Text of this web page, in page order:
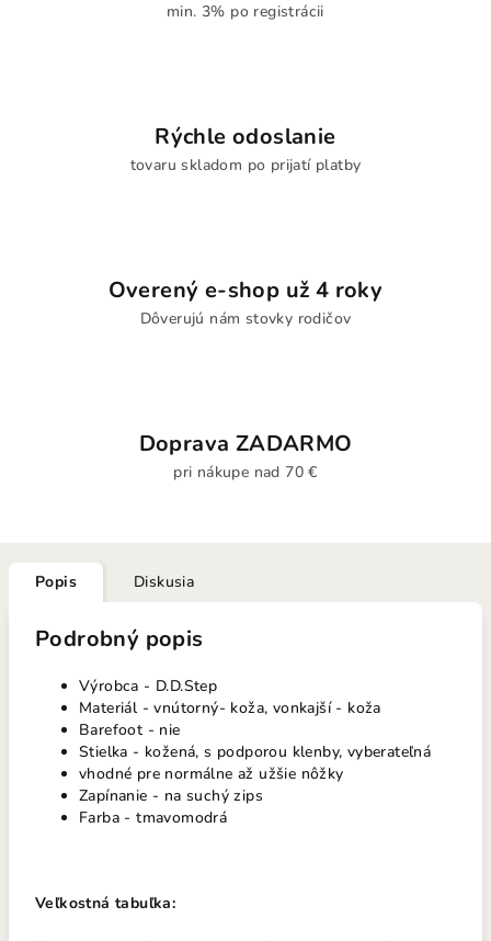
min. 3% po registrácii
Rýchle odoslanie
tovaru skladom po prijatí platby
Overený e-shop už 4 roky
Dôverujú nám stovky rodičov
Doprava ZADARMO
pri nákupe nad 70 €
Popis Diskusia
Podrobný popis
Výrobca - D.D.Step
Materiál - vnútorný- koža, vonkajší - koža
Barefoot - nie
Stielka - kožená, s podporou klenby, vyberateľná
vhodné pre normálne až užšie nôžky
Zapínanie - na suchý zips
Farba - tmavomodrá
Veľkostná tabuľka: